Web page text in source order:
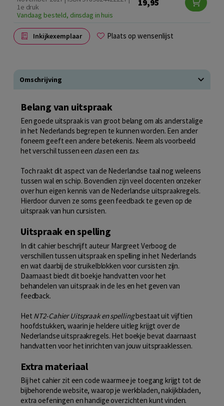
1e druk
Vandaag besteld, dinsdag in huis
19,95
Inkijkexemplaar Plaats op wensenlijst
Omschrijving
Belang van uitspraak
Een goede uitspraak is van groot belang om als anderstalige
in het Nederlands begrepen te kunnen worden. Een ander
foneem geeft een andere betekenis. Neem als voorbeeld
het verschil tussen een dasen een tas.
Toch raakt dit aspect van de Nederlandse taal nog weleens
tussen wal en schip. Bovendien zijn veel docenten onzeker
over hun eigen kennis van de Nederlandse uitspraakregels.
Hierdoor durven ze soms geen feedback te geven op de
uitspraak van hun cursisten.
Uitspraak en spelling
In dit cahier beschrijft auteur Margreet Verboog de
verschillen tussen uitspraak en spelling in het Nederlands
en wat daarbij de struikelblokken voor cursisten zijn.
Daarnaast biedt dit boekje handvatten voor het
behandelen van uitspraak in de les en het geven van
feedback.
Het NT2-Cahier Uitspraak en spellingbestaat uit vijftien
hoofdstukken, waarin je heldere uitleg krijgt over de
Nederlandse uitspraakregels. Het boekje bevat daarnaast
handvatten voor het inrichten van jouw uitspraaklessen.
Extra materiaal
Bij het cahier zit een code waarmee je toegang krijgt tot de
bijbehorende website, waarop je werkbladen, nakijkbladen,
extra oefeningen en handige overzichten kunt vinden.